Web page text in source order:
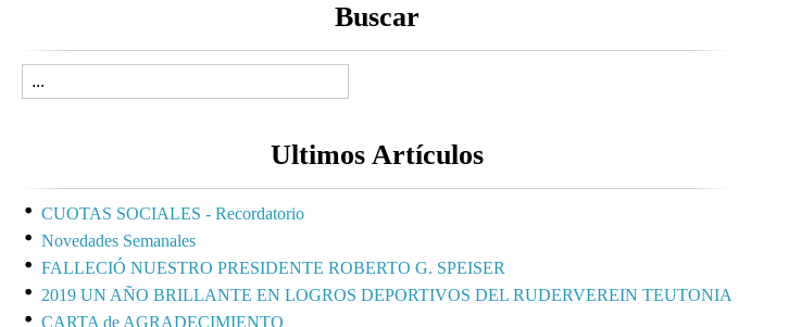
Buscar
Ultimos Artículos
CUOTAS SOCIALES - Recordatorio
Novedades Semanales
FALLECIÓ NUESTRO PRESIDENTE ROBERTO G. SPEISER
2019 UN AÑO BRILLANTE EN LOGROS DEPORTIVOS DEL RUDERVEREIN TEUTONIA
CARTA de AGRADECIMIENTO